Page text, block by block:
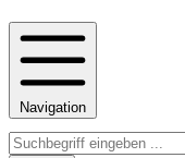
Navigation